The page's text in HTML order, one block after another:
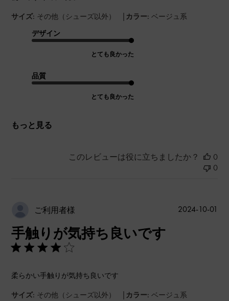
サイズ: その他（シューズ以外） | カラー: ベージュ系
デザイン
とても良かった
品質
とても良かった
もっと見る
このレビューは役に立ちましたか？
0
0
ご利用者様
手触りが気持ち良いです
柔らかい手触りが気持ち良いです
サイズ: その他（シューズ以外） | カラー: ベージュ系
2024-10-01